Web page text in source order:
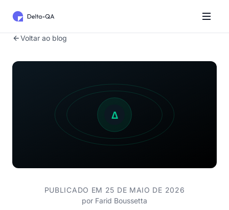
Voltar ao blog
PUBLICADO EM 25 DE MAIO DE 2026
por Farid Boussetta